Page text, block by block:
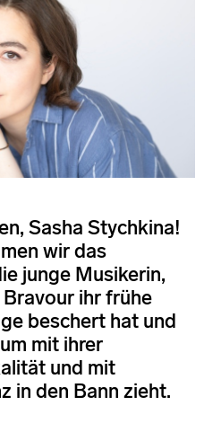
Sasha Stychkina!
wir das
junge Musikerin,
ihr frühe
beschert hat und
mit ihrer
und mit
in den Bann zieht.